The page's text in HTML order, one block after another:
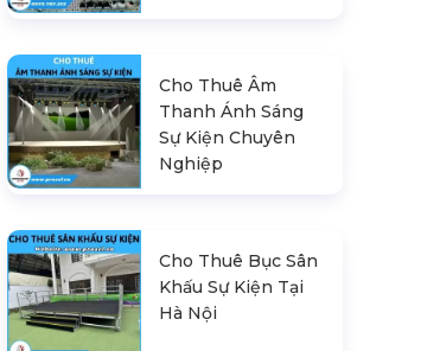
Cho Thuê Âm
Thanh Ánh Sáng
Sự Kiện Chuyên
Nghiệp
Cho Thuê Bục Sân
Khấu Sự Kiện Tại
Hà Nội